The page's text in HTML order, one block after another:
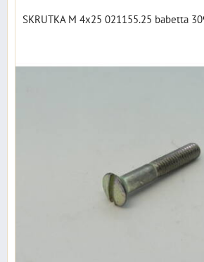
SKRUTKA M 4x25 021155.25 babetta